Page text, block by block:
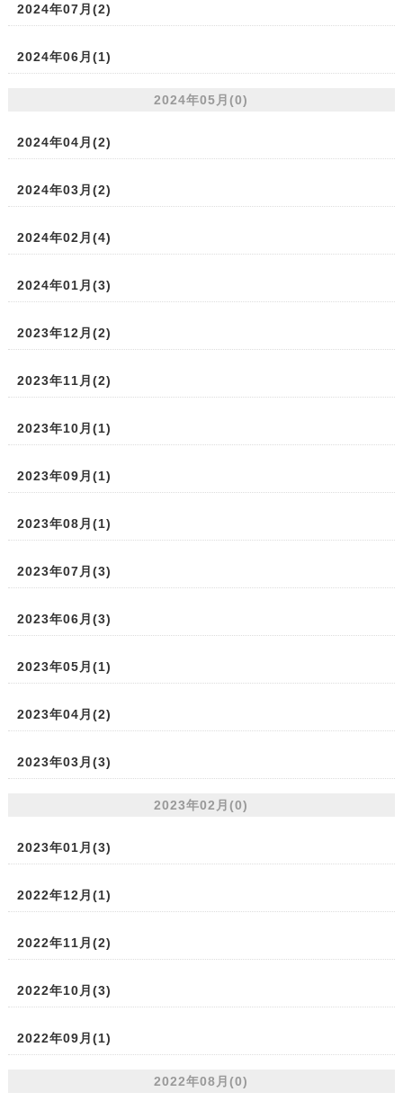
2024年07月(2)
2024年06月(1)
2024年05月(0)
2024年04月(2)
2024年03月(2)
2024年02月(4)
2024年01月(3)
2023年12月(2)
2023年11月(2)
2023年10月(1)
2023年09月(1)
2023年08月(1)
2023年07月(3)
2023年06月(3)
2023年05月(1)
2023年04月(2)
2023年03月(3)
2023年02月(0)
2023年01月(3)
2022年12月(1)
2022年11月(2)
2022年10月(3)
2022年09月(1)
2022年08月(0)